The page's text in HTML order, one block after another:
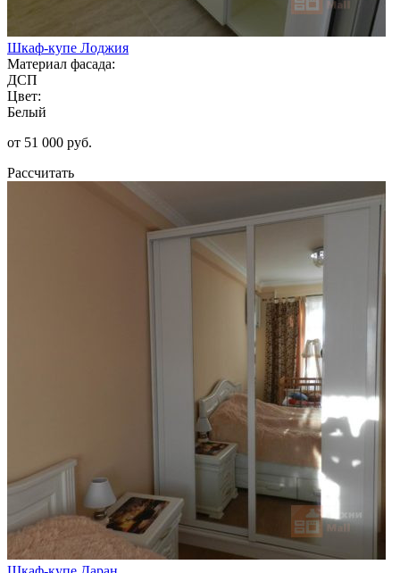
Шкаф-купе Лоджия
Материал фасада:
ДСП
Цвет:
Белый
от 51 000 руб.
Рассчитать